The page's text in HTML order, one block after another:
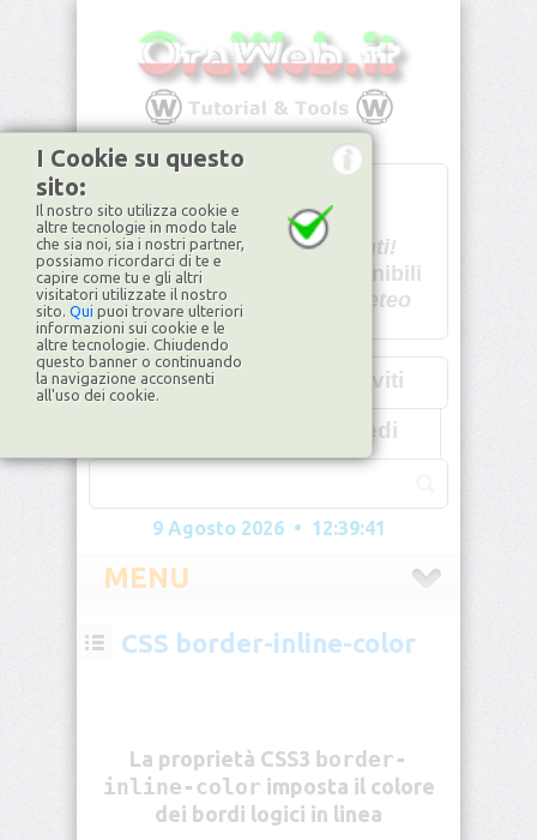
U - -
Spiacenti!
non disponibili
Dati meteo
©2026ilMeteo.it
Iscriviti
Accedi
9 Agosto 2026 • 12:39:44
MENU
CSS
CSS
CSS border-inline-color
La proprietà CSS3 border-
inline-color imposta il colore
dei bordi logici in linea
I Cookie su questo
sito:
Il nostro sito utilizza cookie e
altre tecnologie in modo tale
che sia noi, sia i nostri partner,
possiamo ricordarci di te e
capire come tu e gli altri
visitatori utilizzate il nostro
sito. Qui puoi trovare ulteriori
informazioni sui cookie e le
altre tecnologie. Chiudendo
questo banner o continuando
la navigazione acconsenti
all'uso dei cookie.